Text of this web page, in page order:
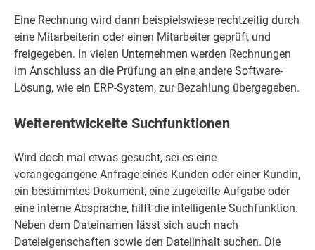
Eine Rechnung wird dann beispielswiese rechtzeitig durch
eine Mitarbeiterin oder einen Mitarbeiter geprüft und
freigegeben. In vielen Unternehmen werden Rechnungen
im Anschluss an die Prüfung an eine andere Software-
Lösung, wie ein ERP-System, zur Bezahlung übergegeben.
Weiterentwickelte Suchfunktionen
Wird doch mal etwas gesucht, sei es eine
vorangegangene Anfrage eines Kunden oder einer Kundin,
ein bestimmtes Dokument, eine zugeteilte Aufgabe oder
eine interne Absprache, hilft die intelligente Suchfunktion.
Neben dem Dateinamen lässt sich auch nach
Dateieigenschaften sowie den Dateiinhalt suchen. Die